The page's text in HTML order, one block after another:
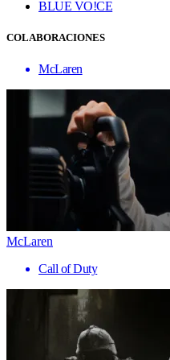
BLUE VO!CE
COLABORACIONES
McLaren
McLaren
Call of Duty